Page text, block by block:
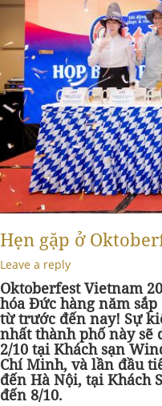
Hẹn gặp ở
Leave a reply
Oktoberfest Vietnam
hóa Đức hàng năm
từ trước đến nay! Sự
nhất thành phố này sẽ
2/10 tại Khách sạn
Chí Minh, và lần đầu
đến Hà Nội, tại Khách
đến 8/10.